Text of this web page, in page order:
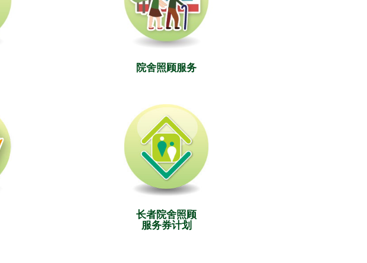
院舍照顾服务
长者院舍照顾
服务券计划